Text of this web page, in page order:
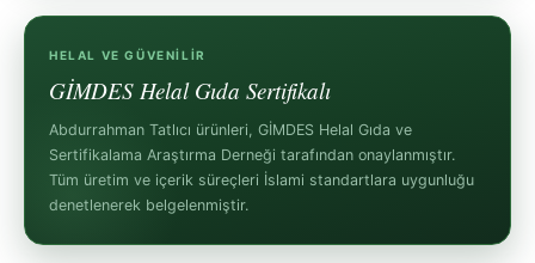
HELAL VE GÜVENILIR
GİMDES Helal Gıda Sertifikalı
Abdurrahman Tatlıcı ürünleri, GİMDES Helal Gıda ve
Sertifikalama Araştırma Derneği tarafından onaylanmıştır.
Tüm üretim ve içerik süreçleri İslami standartlara uygunluğu
denetlenerek belgelenmiştir.